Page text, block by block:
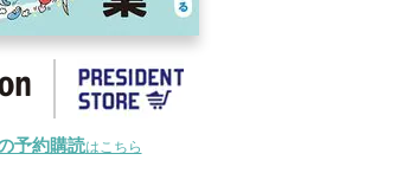
予約購読はこちら